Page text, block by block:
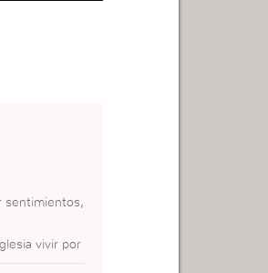
sentimientos,
vivir por